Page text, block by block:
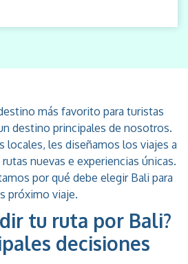
más favorito para turistas
destino principales de nosotros.
locales, les diseñamos los viajes a
nuevas e experiencias únicas.
por qué debe elegir Bali para
próximo viaje.
tu ruta por Bali?
decisiones